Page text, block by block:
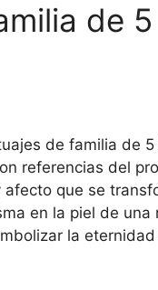
de 5
de familia de
referencias del
afecto que se
en la piel de una
la